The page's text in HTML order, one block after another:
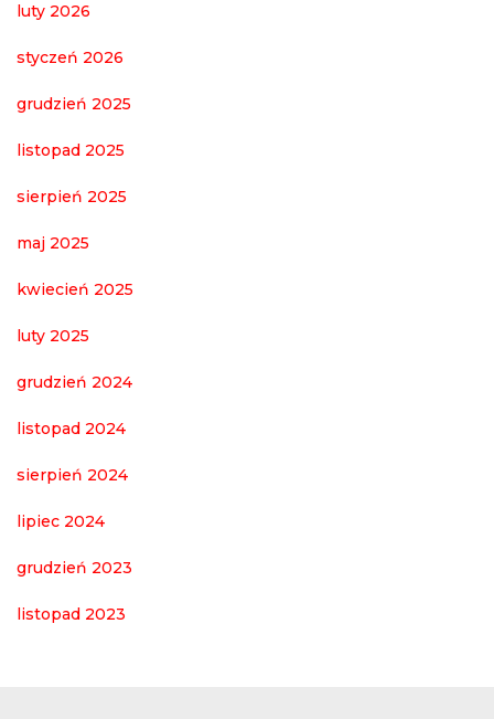
luty 2026
styczeń 2026
grudzień 2025
listopad 2025
sierpień 2025
maj 2025
kwiecień 2025
luty 2025
grudzień 2024
listopad 2024
sierpień 2024
lipiec 2024
grudzień 2023
listopad 2023